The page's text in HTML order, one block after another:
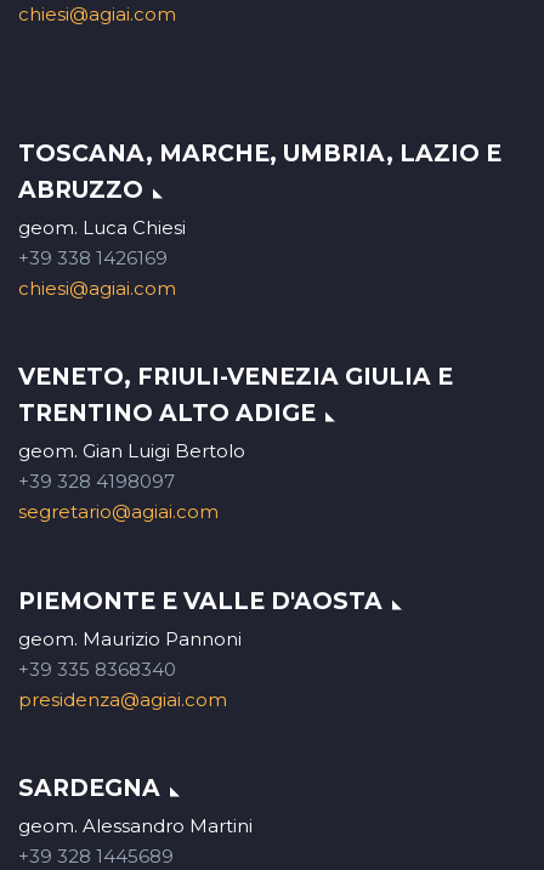
chiesi@agiai.com
TOSCANA, MARCHE, UMBRIA, LAZIO E
ABRUZZO
geom. Luca Chiesi
+39 338 1426169
chiesi@agiai.com
VENETO, FRIULI-VENEZIA GIULIA E
TRENTINO ALTO ADIGE
geom. Gian Luigi Bertolo
+39 328 4198097
segretario@agiai.com
PIEMONTE E VALLE D'AOSTA
geom. Maurizio Pannoni
+39 335 8368340
presidenza@agiai.com
SARDEGNA
geom. Alessandro Martini
+39 328 1445689